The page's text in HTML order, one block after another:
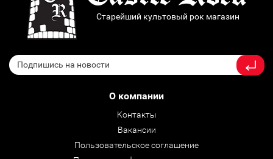
Старейший культовый рок магазин
О компании
Контакты
Вакансии
Пользовательское соглашение